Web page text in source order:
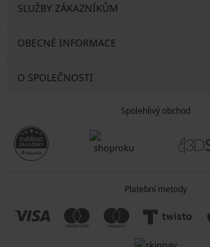
SLUŽBY ZÁKAZNÍKŮM
OBECNÉ INFORMACE
O SPOLEČNOSTI
Spolehlivý obchod
Platební metody